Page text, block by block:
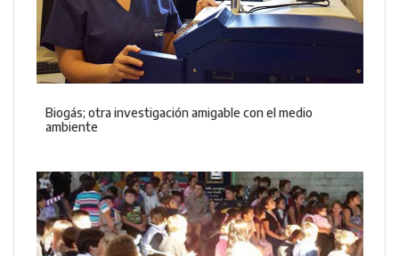
Biogás; otra investigación amigable con el medio
ambiente